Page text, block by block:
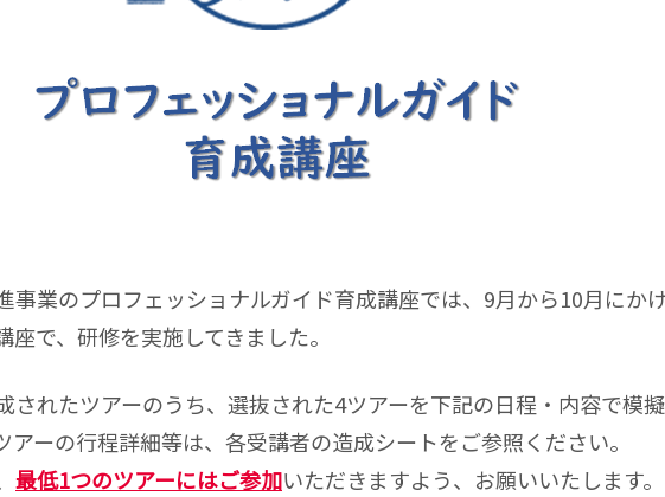
事業のプロフェッショナルガイド育成講座では、9月から10月にか
で、研修を実施してきました。
されたツアーのうち、選抜された4ツアーを下記の日程・内容で模
アーの行程詳細等は、各受講者の造成シートをご参照ください。
最低1つのツアーにはご参加いただきますよう、お願いいたします。